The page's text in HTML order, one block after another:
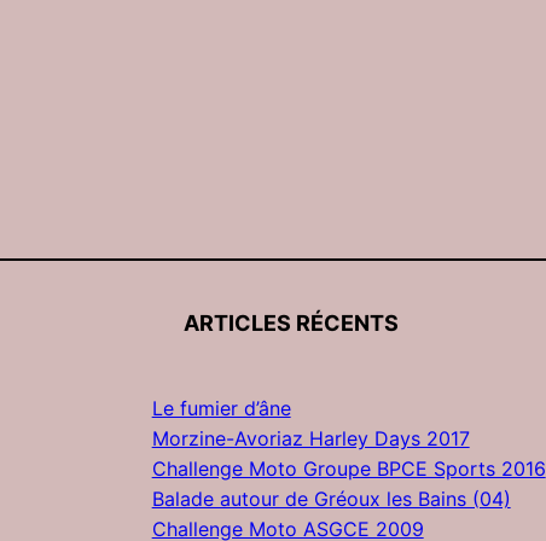
ARTICLES RÉCENTS
Le fumier d’âne
Morzine-Avoriaz Harley Days 2017
Challenge Moto Groupe BPCE Sports 2016
Balade autour de Gréoux les Bains (04)
Challenge Moto ASGCE 2009